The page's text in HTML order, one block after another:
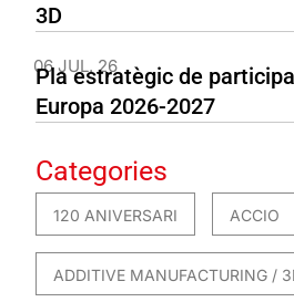
3D
06 JUL. 26
Pla estratègic de
Europa 2026-2027
Categories
120 ANIVERSARI ACCIO
ADDITIVE MANUFACTURING /